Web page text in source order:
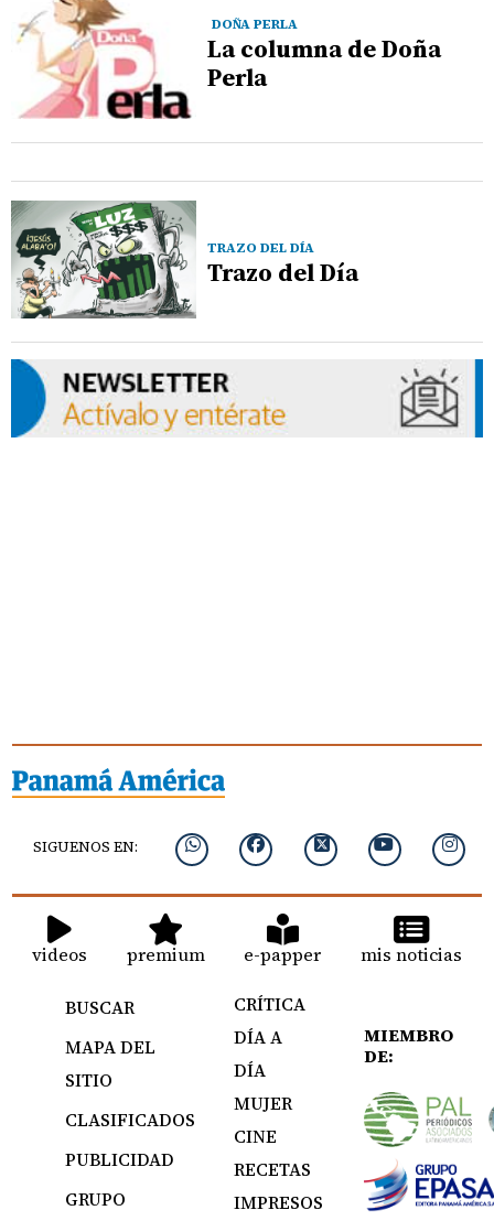
DOÑA PERLA
La columna de Doña
Perla
TRAZO DEL DÍA
Trazo del Día
SIGUENOS EN:
videos premium e-papper mis noticias
BUSCAR
MAPA DEL
SITIO
CLASIFICADOS
PUBLICIDAD
GRUPO
CRÍTICA
DÍA A
DÍA
MUJER
CINE
RECETAS
IMPRESOS
MIEMBRO
DE: